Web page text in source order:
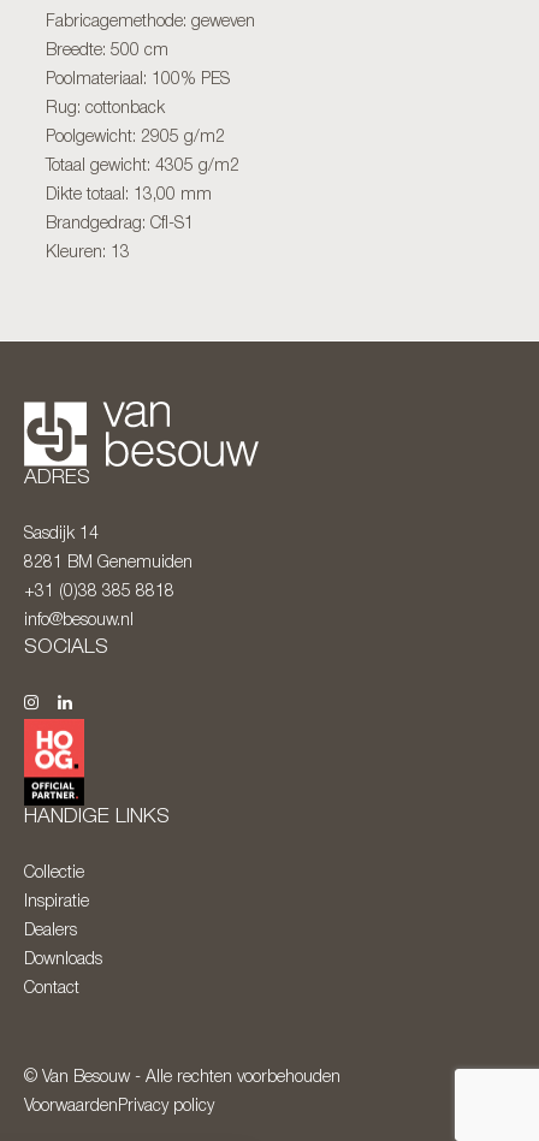
Fabricagemethode: geweven
Breedte: 500 cm
Poolmateriaal: 100% PES
Rug: cottonback
Poolgewicht: 2905 g/m2
Totaal gewicht: 4305 g/m2
Dikte totaal: 13,00 mm
Brandgedrag: Cfl-S1
Kleuren: 13
ADRES
Sasdijk 14
8281 BM Genemuiden
+31 (0)38 385 8818
info@besouw.nl
SOCIALS
HANDIGE LINKS
Collectie
Inspiratie
Dealers
Downloads
Contact
© Van Besouw - Alle rechten voorbehouden
Voorwaarden Privacy policy